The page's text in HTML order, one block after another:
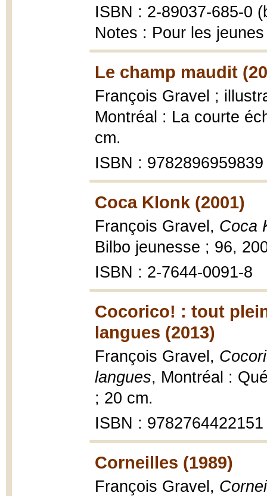
ISBN : 2-89037-685-0
Notes : Pour les
Le champ maudit
François Gravel ;
Montréal : La courte
cm.
ISBN : 9782896959839
Coca Klonk (2001)
François Gravel, Coca
Bilbo jeunesse ; 96,
ISBN : 2-7644-0091-8
Cocorico! : tout
langues (2013)
François Gravel,
langues, Montréal :
; 20 cm.
ISBN : 9782764422151
Corneilles (1989)
François Gravel,